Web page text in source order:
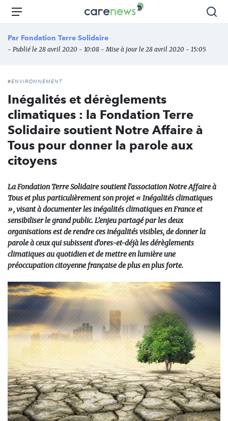
Aller
principal
Carenews,
média
des
Menu
Par Fondation Terre Solidaire
- Publié le 28 avril 2020 - 10:08 - Mise à jour le 28 avril 2020 - 15:05
#ENVIRONNEMENT
Inégalités et dérèglements
climatiques : la Fondation Terre
Solidaire soutient Notre Affaire à
Tous pour donner la parole aux
citoyens
La Fondation Terre Solidaire soutient l’association Notre Affaire à
Tous et plus particulièrement son projet « Inégalités climatiques
», visant à documenter les inégalités climatiques en France et
sensibiliser le grand public. L’enjeu partagé par les deux
organisations est de rendre ces inégalités visibles, de donner la
parole à ceux qui subissent d’ores-et-déjà les dérèglements
climatiques au quotidien et de mettre en lumière une
préoccupation citoyenne française de plus en plus forte.